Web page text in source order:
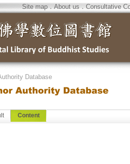
Site map．About us．Consultative
Database
Content